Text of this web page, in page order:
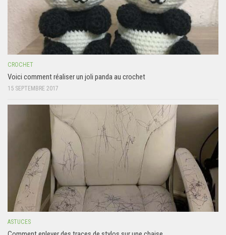
CROCHET
Voici comment réaliser un joli panda au crochet
15 SEPTEMBRE 2017
ASTUCES